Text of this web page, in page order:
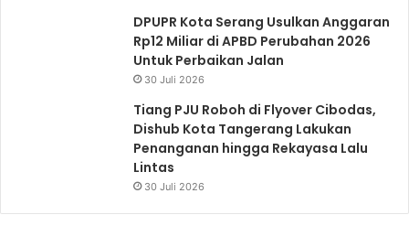
DPUPR Kota Serang Usulkan Anggaran
Rp12 Miliar di APBD Perubahan 2026
Untuk Perbaikan Jalan
30 Juli 2026
Tiang PJU Roboh di Flyover Cibodas,
Dishub Kota Tangerang Lakukan
Penanganan hingga Rekayasa Lalu
Lintas
30 Juli 2026